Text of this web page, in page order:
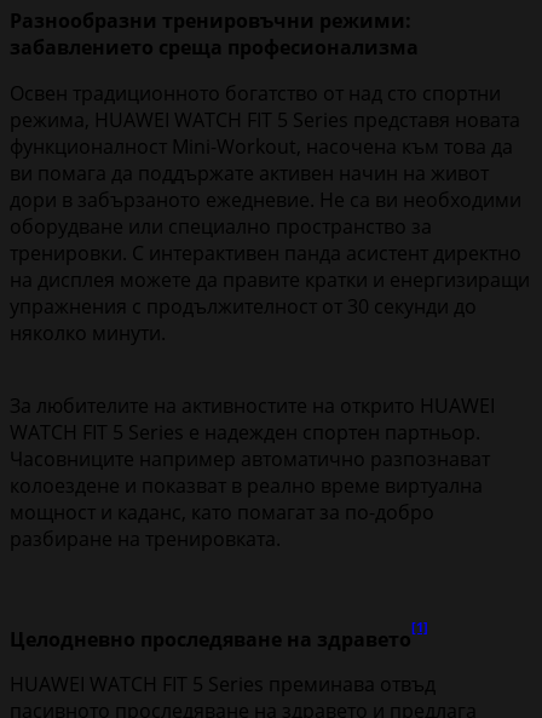
Разнообразни тренировъчни режими:
забавлението среща професионализма
Освен традиционното богатство от над сто спортни
режима, HUAWEI WATCH FIT 5 Series представя новата
функционалност Mini-Workout, насочена към това да
ви помага да поддържате активен начин на живот
дори в забързаното ежедневие. Не са ви необходими
оборудване или специално пространство за
тренировки. С интерактивен панда асистент директно
на дисплея можете да правите кратки и енергизиращи
упражнения с продължителност от 30 секунди до
няколко минути.
За любителите на активностите на открито HUAWEI
WATCH FIT 5 Series е надежден спортен партньор.
Часовниците например автоматично разпознават
колоездене и показват в реално време виртуална
мощност и каданс, като помагат за по-добро
разбиране на тренировката.
Целодневно проследяване на здравето[1]
HUAWEI WATCH FIT 5 Series преминава отвъд
пасивното проследяване на здравето и предлага